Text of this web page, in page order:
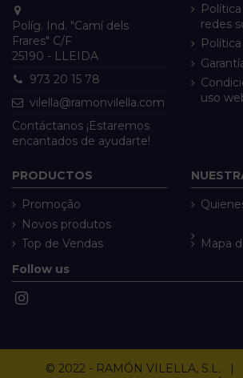
Políg. Ind. "Camí dels
Frares" C/F
25190 - LLEIDA
973 20 15 78
vilella@ramonvilella.com
Contáctanos ¡Estaremos
encantados de ayudarte!
redes
uso
PRODUCTOS
Promoção
Novos produtos
Top de Vendas
Mapa
Follow us
© 2022 - RAMÓN VILELLA, S.L. |